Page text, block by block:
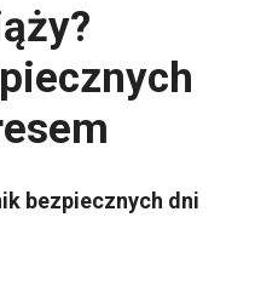
bezpiecznych dni